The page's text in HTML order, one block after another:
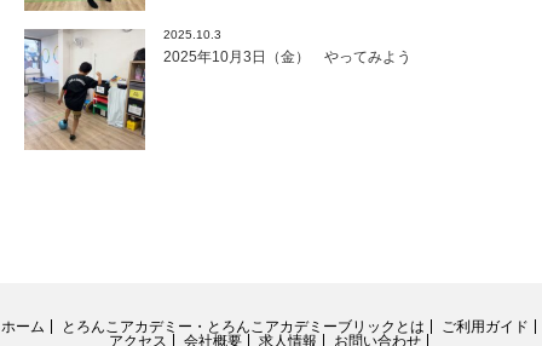
2025.10.3
2025年10月3日（金） やってみよう
ホーム とろんこアカデミー・とろんこアカデミーブリックとは
ご利用ガイド
アクセス
会社概要 求人情報 お問い合わせ